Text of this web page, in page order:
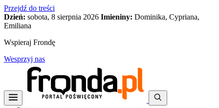
Przejdź do treści
Dzień: sobota, 8 sierpnia 2026 Imieniny: Dominika, Cypriana,
Emiliana
Wspieraj Frondę
Wesprzyj nas